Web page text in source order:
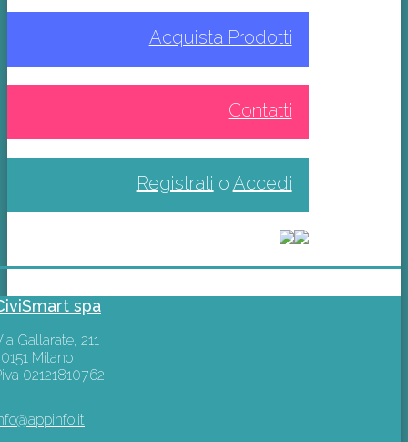
Acquista Prodotti
Contatti
Registrati o Accedi
spa
Gallarate, 211
Milano
02121810762